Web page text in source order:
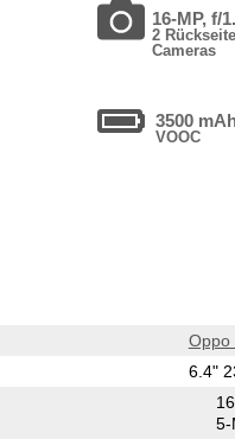
16-MP, f/
2 Rückseite
Cameras
3500
VOOC
Oppo
6.4"
5-